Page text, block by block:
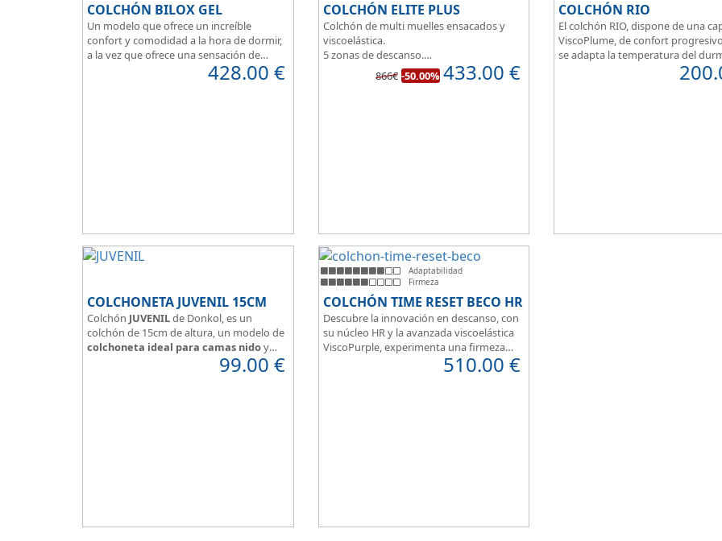
COLCHÓN BILOX GEL
Un modelo que ofrece un increíble
confort y comodidad a la hora de dormir,
a la vez que ofrece una sensación de
El tejido del colchón Ultra Violet428.00 €
COLCHÓN ELITE PLUS
Colchón de multi muelles ensacados y
viscoelástica.
5 zonas de descanso.
Box perimetral HR30K multiperforado.
Para personas que buscan la comodidad
866€ -50.00% 433.00 €
COLCHÓN RIO
El colchón RIO, dispone de una
ViscoPlume, de confort
se adapta la temperatura del
por la otra cara del colchón,
capa de confort Cotton, algodón
COLCHONETA JUVENIL 15CM
Colchón JUVENILde Donkol, es un
colchón de 15cm de altura, un modelo de
colchoneta ideal para camas nidoy
espacios con altura reducida.
núcleo de espuma de alta99.00 €
Adaptabilidad
Firmeza
COLCHÓN TIME RESET BECO HR
Descubre la innovación en descanso, con
su núcleo HR y la avanzada viscoelástica
ViscoPurple, experimenta una firmeza
media perfecta para un sueño reparador.
Disfruta de su transpirabilidad y gran
510.00 €